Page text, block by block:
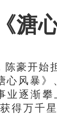
溏
开始担
心风暴
业逐渐
得万千